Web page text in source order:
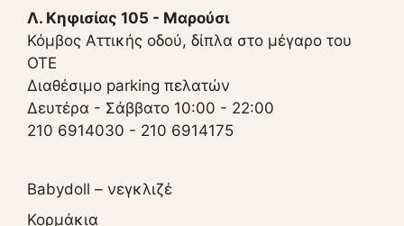
Λ. Κηφισίας 105 - Μαρούσι
Κόμβος Αττικής οδού, δίπλα στο μέγαρο του
ΟΤΕ
Διαθέσιμο parking πελατών
Δευτέρα - Σάββατο 10:00 - 22:00
210 6914030 - 210 6914175
Babydoll – νεγκλιζέ
Κορμάκια